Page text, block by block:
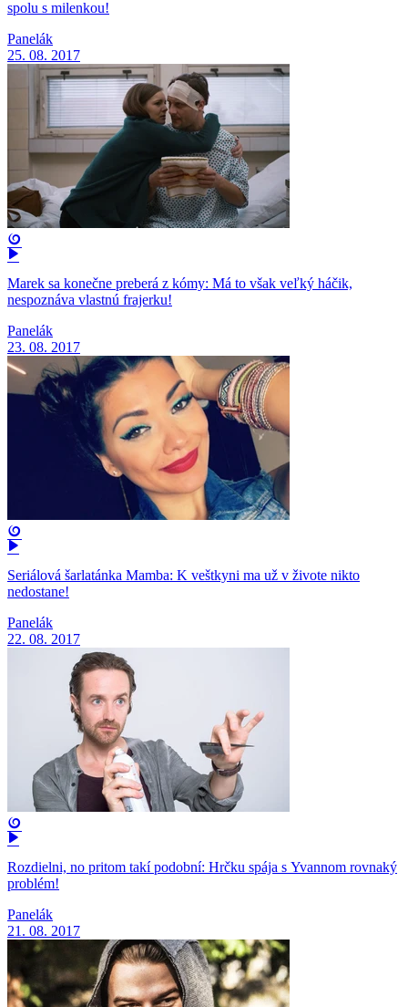
spolu s milenkou!
Panelák
25. 08. 2017
Marek sa konečne preberá z kómy: Má to však veľký háčik,
nespoznáva vlastnú frajerku!
Panelák
23. 08. 2017
Seriálová šarlatánka Mamba: K veštkyni ma už v živote nikto
nedostane!
Panelák
22. 08. 2017
Rozdielni, no pritom takí podobní: Hrčku spája s Yvannom rovnaký
problém!
Panelák
21. 08. 2017